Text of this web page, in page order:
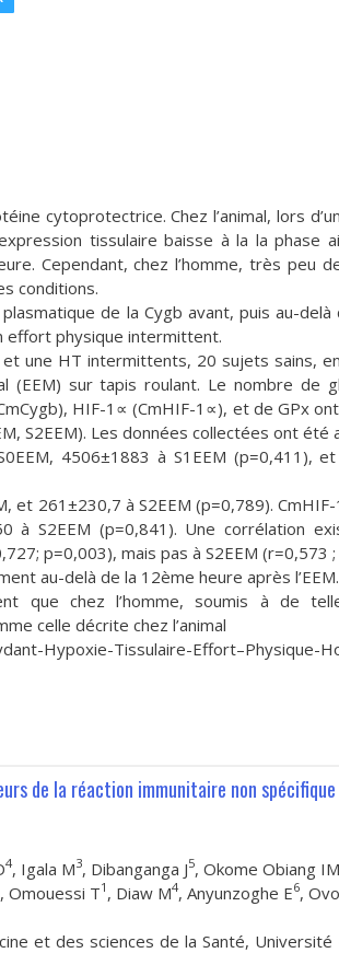
cytoprotectrice. Chez l’animal, lors
tissulaire baisse à la la phase
Cependant, chez l’homme, très peu
conditions.
de la Cygb avant, puis au-
effort physique intermittent.
et une HT intermittents, 20 sujets sains,
(EEM) sur tapis roulant. Le nombre de
HIF-1∝ (CmHIF-1∝), et de GPx
S2EEM). Les données collectées ont été
4506±1883 à S1EEM (p=0,411),
et 261±230,7 à S2EEM (p=0,789).
à S2EEM (p=0,841). Une corrélation
p=0,003), mais pas à S2EEM (r=0,573
au-delà de la 12ème heure après
que chez l’homme, soumis à de
celle décrite chez l’animal
Hypoxie-Tissulaire-Effort–Physique-
de la réaction immunitaire non
4, Igala M3, Dibanganga J5, Okome Obiang IM
, Omouessi T1 , Diaw M4, Anyunzoghe E6,
et des sciences de la Santé, Université